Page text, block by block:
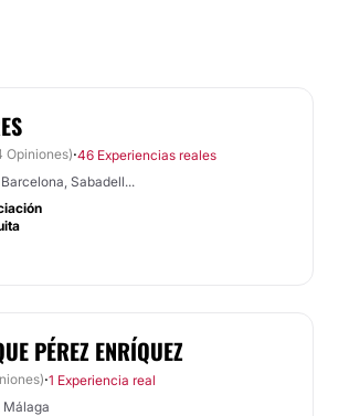
Opiniones)·46 Experiencias reales
Sabadell...
PÉREZ ENRÍQUEZ
·1 Experiencia real
Málaga